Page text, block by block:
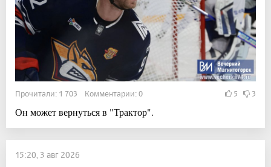
Прочитали: 1 703 Комментарии: 0 5 3
Он может вернуться в "Трактор".
15:20, 3 авг 2026